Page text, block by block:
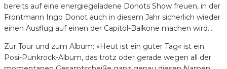
bereits auf eine energiegeladene Donots Show freuen, in der
Frontmann Ingo Donot auch in diesem Jahr sicherlich wieder
einen Ausflug auf einen der Capitol-Balkone machen wird…
Zur Tour und zum Album: »Heut ist ein guter Tag« ist ein
Posi-Punkrock-Album, das trotz oder gerade wegen all der